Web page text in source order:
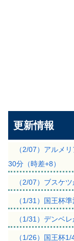
更新情報
（2/07）アルメ
30分（時差+8）
（2/07）ブスケ
（1/31）国王杯
（1/31）デンベ
（1/26）国王杯